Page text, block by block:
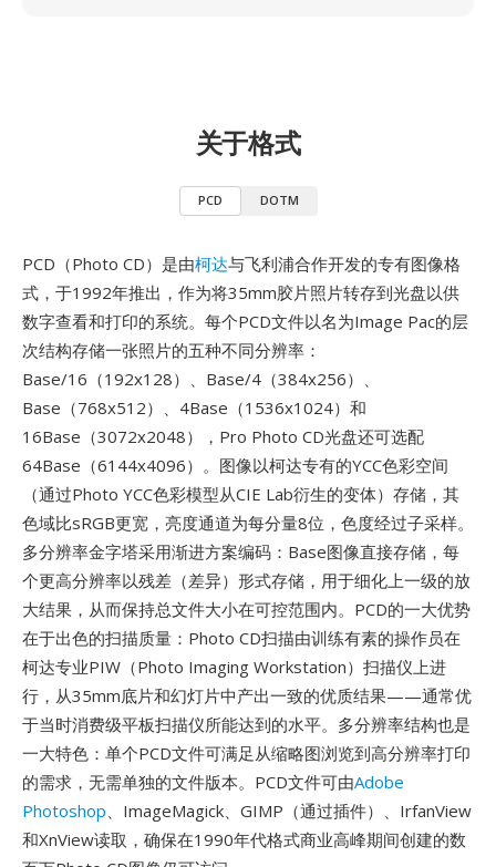
关于格式
PCD DOTM
PCD（Photo CD）是由柯达与飞利浦合作开发的专有图像格
式，于1992年推出，作为将35mm胶片照片转存到光盘以供
数字查看和打印的系统。每个PCD文件以名为Image Pac的层
次结构存储一张照片的五种不同分辨率：
Base/16（192x128）、Base/4（384x256）、
Base（768x512）、4Base（1536x1024）和
16Base（3072x2048），Pro Photo CD光盘还可选配
64Base（6144x4096）。图像以柯达专有的YCC色彩空间
（通过Photo YCC色彩模型从CIE Lab衍生的变体）存储，其
色域比sRGB更宽，亮度通道为每分量8位，色度经过子采样。
多分辨率金字塔采用渐进方案编码：Base图像直接存储，每
个更高分辨率以残差（差异）形式存储，用于细化上一级的放
大结果，从而保持总文件大小在可控范围内。PCD的一大优势
在于出色的扫描质量：Photo CD扫描由训练有素的操作员在
柯达专业PIW（Photo Imaging Workstation）扫描仪上进
行，从35mm底片和幻灯片中产出一致的优质结果——通常优
于当时消费级平板扫描仪所能达到的水平。多分辨率结构也是
一大特色：单个PCD文件可满足从缩略图浏览到高分辨率打印
的需求，无需单独的文件版本。PCD文件可由Adobe
Photoshop、ImageMagick、GIMP（通过插件）、IrfanView
和XnView读取，确保在1990年代格式商业高峰期间创建的数